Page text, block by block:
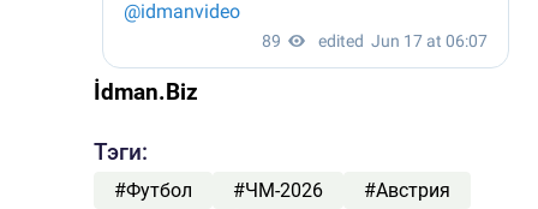
İdman.Biz
Тэги:
#Футбол #ЧМ-2026
#Австрия